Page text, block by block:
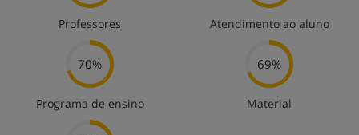
Professores Atendimento ao aluno
70%
Programa de ensino
69%
Material